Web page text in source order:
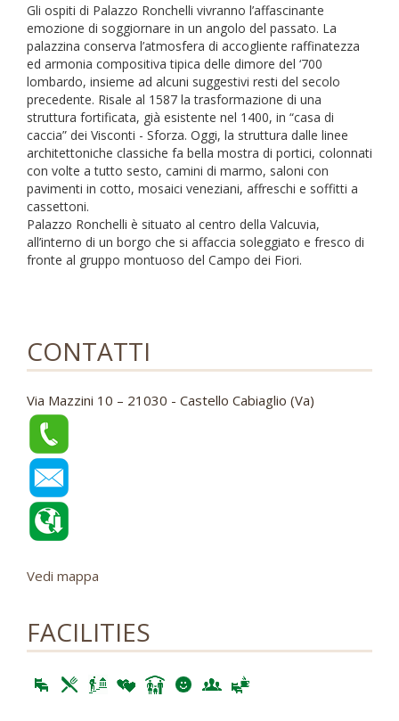
Gli ospiti di Palazzo Ronchelli vivranno l’affascinante
emozione di soggiornare in un angolo del passato. La
palazzina conserva l’atmosfera di accogliente raffinatezza
ed armonia compositiva tipica delle dimore del ‘700
lombardo, insieme ad alcuni suggestivi resti del secolo
precedente. Risale al 1587 la trasformazione di una
struttura fortificata, già esistente nel 1400, in “casa di
caccia” dei Visconti - Sforza. Oggi, la struttura dalle linee
architettoniche classiche fa bella mostra di portici, colonnati
con volte a tutto sesto, camini di marmo, saloni con
pavimenti in cotto, mosaici veneziani, affreschi e soffitti a
cassettoni.
Palazzo Ronchelli è situato al centro della Valcuvia,
all’interno di un borgo che si affaccia soleggiato e fresco di
fronte al gruppo montuoso del Campo dei Fiori.
CONTATTI
Via Mazzini 10 – 21030 - Castello Cabiaglio (Va)
Vedi mappa
FACILITIES